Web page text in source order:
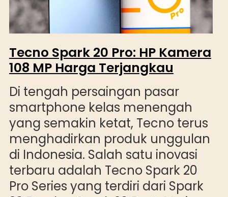
Tecno Spark 20 Pro: HP Kamera
108 MP Harga Terjangkau
Di tengah persaingan pasar
smartphone kelas menengah
yang semakin ketat, Tecno terus
menghadirkan produk unggulan
di Indonesia. Salah satu inovasi
terbaru adalah Tecno Spark 20
Pro Series yang terdiri dari Spark